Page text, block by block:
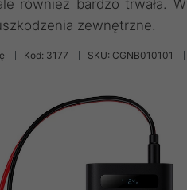
również bardzo trwała.
zewnętrzne.
Kod: 3177 SKU: CGNB010101